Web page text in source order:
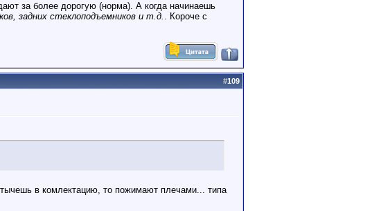
за более дорогую (норма). А когда начинаешь
задних стеклоподъемников и т.д.. Короче с
#109
в комлектацию, то пожимают плечами... типа